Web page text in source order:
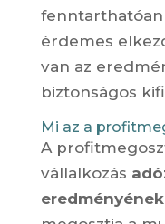
érdemes
van az
biztonságos
Mi az a
A
vállalkozás